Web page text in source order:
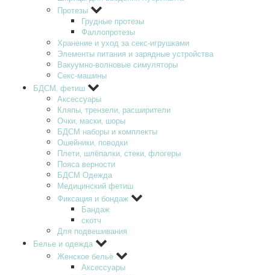
Протезы
Грудные протезы
Фаллопротезы
Хранение и уход за секс-игрушками
Элементы питания и зарядные устройства
Вакуумно-волновые симуляторы
Секс-машины
БДСМ‚ фетиш
Аксессуары
Кляпы‚ трензели‚ расширители
Очки‚ маски‚ шоры
БДСМ наборы и комплекты
Ошейники‚ поводки
Плети‚ шлёпалки‚ стеки‚ флогеры
Пояса верности
БДСМ Одежда
Медицинский фетиш
Фиксация и бондаж
Бандаж
скотч
Для подвешивания
Белье и одежда
Женское бельё
Аксессуары